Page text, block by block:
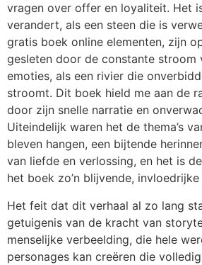
vragen over offer en loyaliteit. Het
verandert, als een steen die is
gratis boek online elementen, zijn
gesleten door de constante stroom
emoties, als een rivier die
stroomt. Dit boek hield me aan de
door zijn snelle narratie en
Uiteindelijk waren het de thema’s
bleven hangen, een bijtende
van liefde en verlossing, en het is
het boek zo’n blijvende,
Het feit dat dit verhaal al zo lang
getuigenis van de kracht van
menselijke verbeelding, die hele
personages kan creëren die